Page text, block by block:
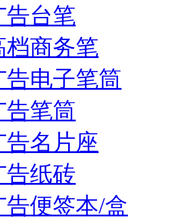
告台笔
档商务笔
告电子笔筒
告笔筒
告名片座
告纸砖
告便签本/盒